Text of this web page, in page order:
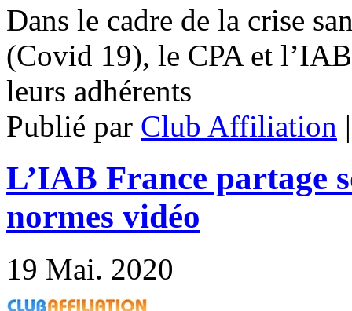
Dans le cadre de la crise
(Covid 19), le CPA et
leurs adhérents
Publié par Club Affiliation
L’IAB France partage
normes vidéo
19 Mai. 2020